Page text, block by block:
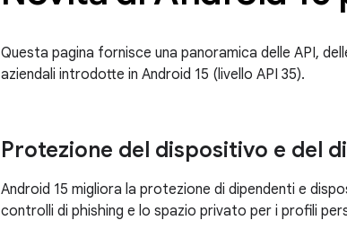
Questa pagina fornisce una panoramica delle API,
aziendali introdotte in Android 15 (livello API 35).
Protezione del dispositivo e del
Android 15 migliora la protezione di dipendenti e
controlli di phishing e lo spazio privato per i profili